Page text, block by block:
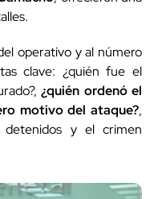
operativo y al número
clave: ¿quién fue el
¿quién ordenó el
motivo del ataque?,
detenidos y el crimen